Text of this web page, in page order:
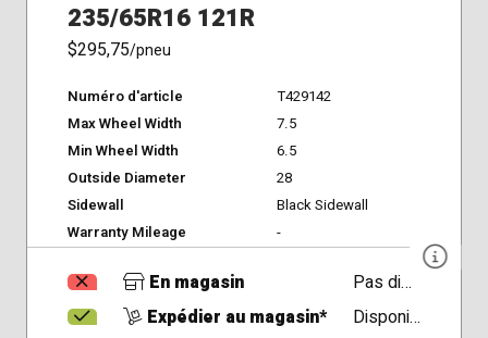
235/65R16 121R
$295,75/pneu
Numéro d'article
T429142
Max Wheel Width
7.5
Min Wheel Width
6.5
Outside Diameter
28
Sidewall
Black Sidewall
Warranty Mileage
-
En magasin
Pas disponible
Expédier au magasin*
Disponible